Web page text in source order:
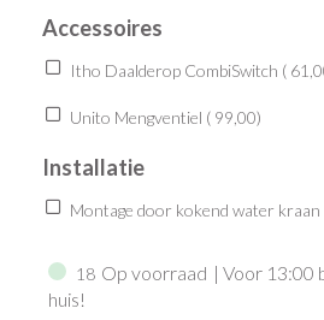
Accessoires
Itho Daalderop CombiSwitch (
Unito Mengventiel ( 99,00)
Installatie
Montage door kokend water kraan
18 Op voorraad | Voor 13:00
huis!